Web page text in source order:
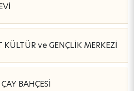
ve GENÇLİK MERKEZİ
BAHÇESİ